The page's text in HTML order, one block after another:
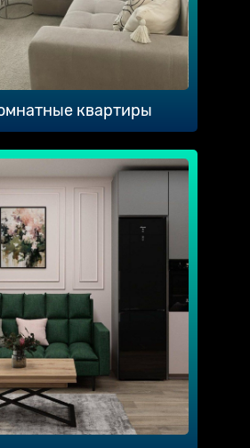
квартиры